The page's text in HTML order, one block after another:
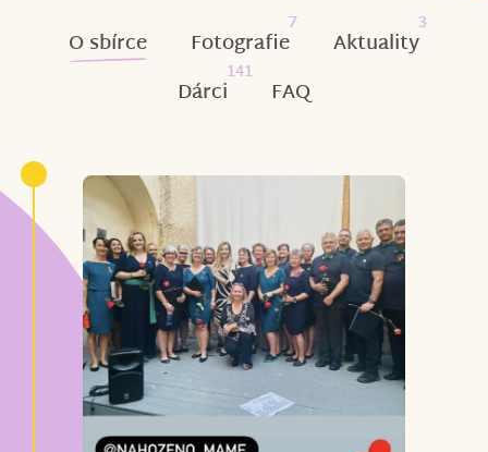
O sbírce Fotografie
7
Aktuality
3
Dárci
141
FAQ